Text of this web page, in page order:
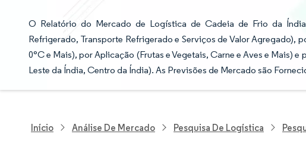
O Relatório do Mercado de Logística de Cadeia de Frio da
Refrigerado, Transporte Refrigerado e Serviços de Valor Agregado),
0°C e Mais), por Aplicação (Frutas e Vegetais, Carne e Aves e Mais)
Leste da Índia, Centro da Índia). As Previsões de Mercado são
Início Análise De Mercado Pesquisa De Logística